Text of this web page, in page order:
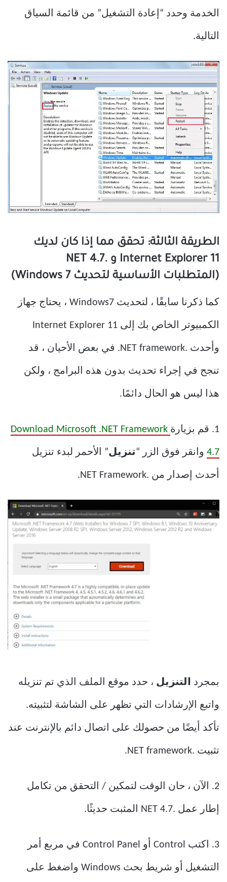
الخدمة وحدد “إعادة التشغيل” من قائمة السياق
التالية.
الطريقة الثالثة: تحقق مما إذا كان لديك
Internet Explorer 11 و .NET 4.7
(المتطلبات الأساسية لتحديث Windows 7)
كما ذكرنا سابقًا ، لتحديث Windows7 ، يحتاج جهاز
الكمبيوتر الخاص بك إلى Internet Explorer 11
وأحدث .NET framework. في بعض الأحيان ، قد
تنجح في إجراء تحديث بدون هذه البرامج ، ولكن
هذا ليس هو الحال دائمًا.
1. قم بزيارة Download Microsoft .NET Framework
4.7 وانقر فوق الزر “ تنزيل” الأحمر لبدء تنزيل
أحدث إصدار من .NET Framework.
بمجرد التنزيل ، حدد موقع الملف الذي تم تنزيله
واتبع الإرشادات التي تظهر على الشاشة لتثبيته.
تأكد أيضًا من حصولك على اتصال دائم بالإنترنت عند
تثبيت .NET framework.
2. الآن ، حان الوقت لتمكين / التحقق من تكامل
إطار عمل .NET 4.7 المثبت حديثًا.
3. اكتب Control أو Control Panel في مربع أمر
التشغيل أو شريط بحث Windows واضغط على